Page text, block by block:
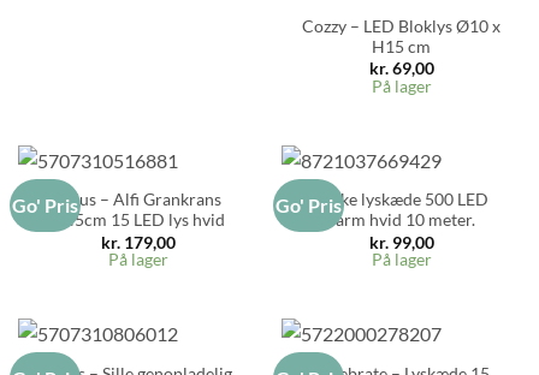
Cozzy – LED Bloklys Ø10 x
H15 cm
kr.69,00
På lager
Go' PrisSirius – Alfi Grankrans
Ø45cm 15 LED lys hvid
kr.179,00
På lager
Go' PrisSnake lyskæde 500 LED
varm hvid 10 meter.
kr.99,00
På lager